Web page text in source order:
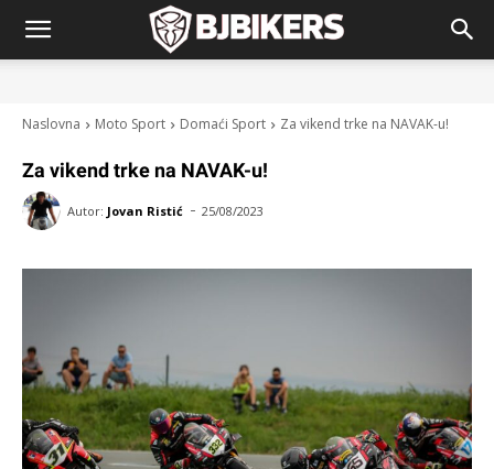
Naslovna Moto Sport Domaći Sport Za vikend trke na NAVAK-u!
Za vikend trke na NAVAK-u!
Autor: Jovan Ristić - 25/08/2023